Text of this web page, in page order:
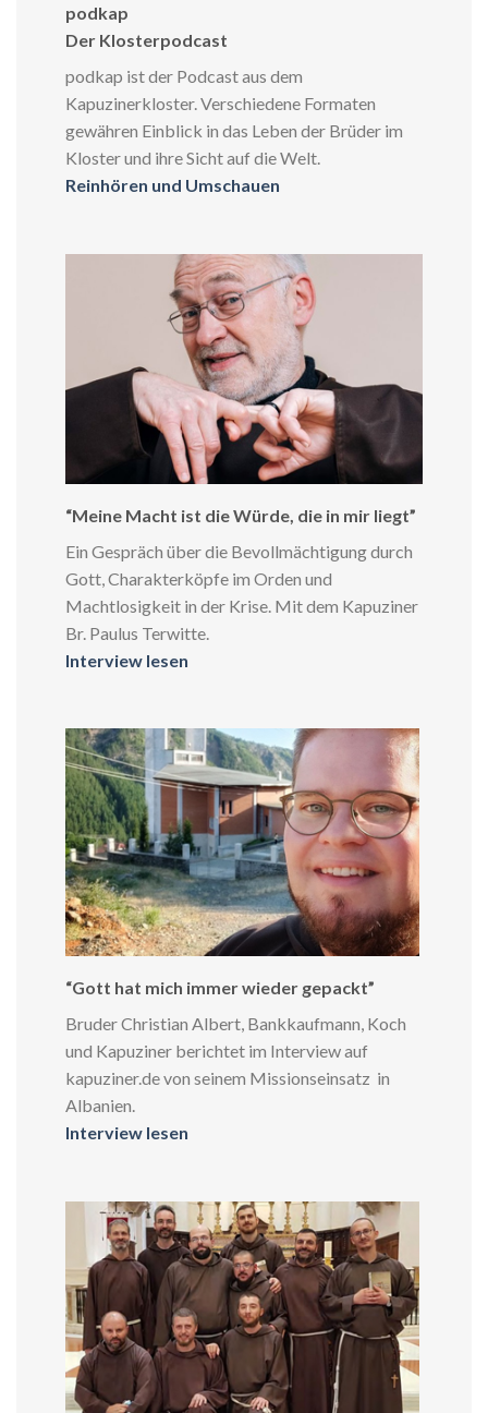
podkap
Der Klosterpodcast
podkap ist der Podcast aus dem
Kapuzinerkloster. Verschiedene Formaten
gewähren Einblick in das Leben der Brüder im
Kloster und ihre Sicht auf die Welt.
Reinhören und Umschauen
“Meine Macht ist die Würde, die in mir liegt”
Ein Gespräch über die Bevollmächtigung durch
Gott, Charakterköpfe im Orden und
Machtlosigkeit in der Krise. Mit dem Kapuziner
Br. Paulus Terwitte.
Interview lesen
“Gott hat mich immer wieder gepackt”
Bruder Christian Albert, Bankkaufmann, Koch
und Kapuziner berichtet im Interview auf
kapuziner.de von seinem Missionseinsatz in
Albanien.
Interview lesen